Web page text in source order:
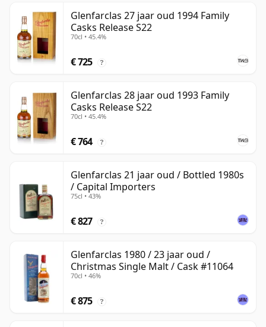
Glenfarclas 27 jaar oud 1994 Family
Casks Release S22
70cl • 45.4%
€ 725 ?
Glenfarclas 28 jaar oud 1993 Family
Casks Release S22
70cl • 45.4%
€ 764 ?
Glenfarclas 21 jaar oud / Bottled 1980s
/ Capital Importers
75cl • 43%
€ 827 ?
Glenfarclas 1980 / 23 jaar oud /
Christmas Single Malt / Cask #11064
70cl • 46%
€ 875 ?